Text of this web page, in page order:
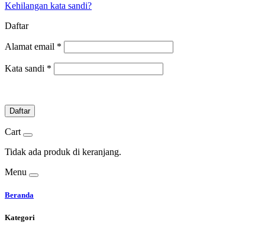
Kehilangan kata sandi?
Daftar
Alamat email *
Kata sandi *
Daftar
Cart
Tidak ada produk di keranjang.
Menu
Beranda
Kategori